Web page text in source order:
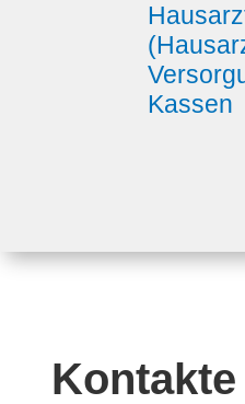
Kassen
Kontakte